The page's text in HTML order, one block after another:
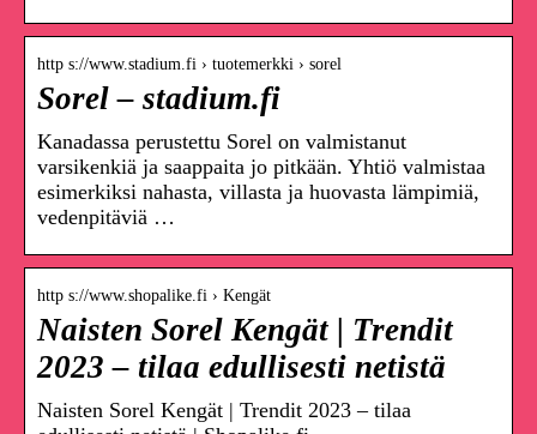
http s://www.stadium.fi › tuotemerkki › sorel
Sorel – stadium.fi
Kanadassa perustettu Sorel on valmistanut
varsikenkiä ja saappaita jo pitkään. Yhtiö valmistaa
esimerkiksi nahasta, villasta ja huovasta lämpimiä,
vedenpitäviä …
http s://www.shopalike.fi › Kengät
Naisten Sorel Kengät | Trendit
2023 – tilaa edullisesti netistä
Naisten Sorel Kengät | Trendit 2023 – tilaa